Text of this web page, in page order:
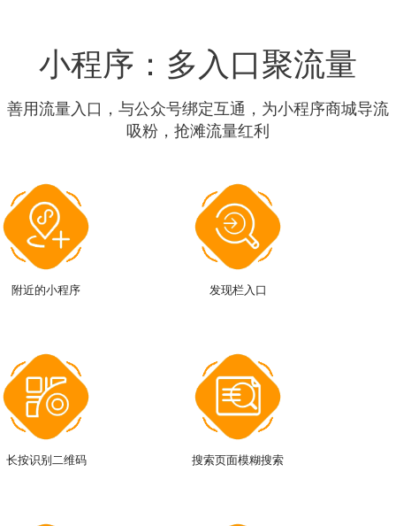
小程序：多入口聚流量
善用流量入口，与公众号绑定互通，为小程序商城导流
吸粉，抢滩流量红利
附近的小程序 发现栏入口
长按识别二维码 搜索页面模糊搜索